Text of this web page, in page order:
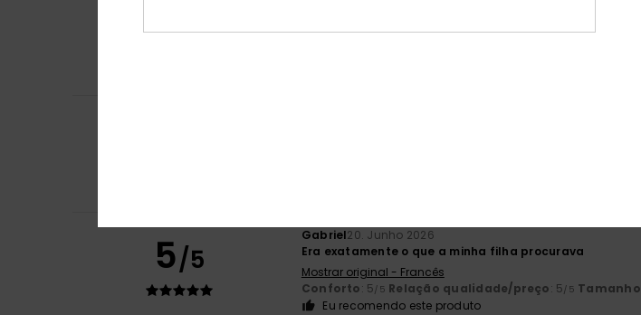
5/5
Cortes e colorações bonitos
5/5
Gabriel20. Junho 2026
Era exatamente o que a minha filha procurava
Mostrar original - Francês
Conforto: 5/5 Relação qualidade/preço: 5/5 Tamanho
Eu recomendo este produto